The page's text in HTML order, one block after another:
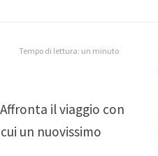
Tempo di lettura: un minuto
il viaggio con
un nuovissimo